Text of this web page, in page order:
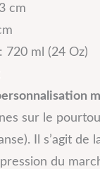
cm
720 ml (24 Oz)
sur le
Il s’agit de
du